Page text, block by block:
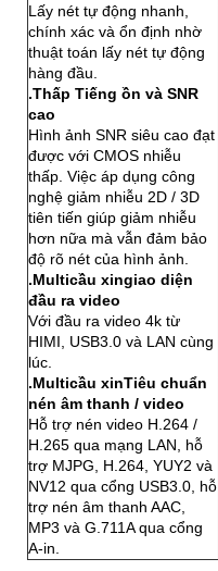
Lấy nét tự động nhanh,
chính xác và ổn định nhờ
thuật toán lấy nét tự động
hàng đầu.
.Thấp Tiếng ồn và SNR
cao
Hình ảnh SNR siêu cao đạt
được với CMOS nhiễu
thấp. Việc áp dụng công
nghệ giảm nhiễu 2D / 3D
tiên tiến giúp giảm nhiễu
hơn nữa mà vẫn đảm bảo
độ rõ nét của hình ảnh.
.Multicầu xingiao diện
đầu ra video
Với đầu ra video 4k từ
HIMI, USB3.0 và LAN cùng
lúc.
.Multicầu xinTiêu chuẩn
nén âm thanh / video
Hỗ trợ nén video H.264 /
H.265 qua mạng LAN, hỗ
trợ MJPG, H.264, YUY2 và
NV12 qua cổng USB3.0, hỗ
trợ nén âm thanh AAC,
MP3 và G.711A qua cổng
A-in.